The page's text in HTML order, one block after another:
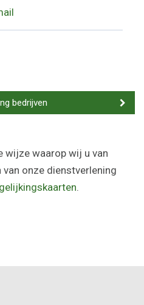
bedrijven
wijze waarop wij u van
onze dienstverlening
.